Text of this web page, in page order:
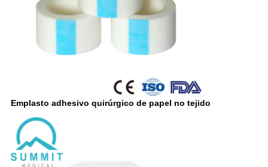
Emplasto adhesivo quirúrgico de papel no tejido